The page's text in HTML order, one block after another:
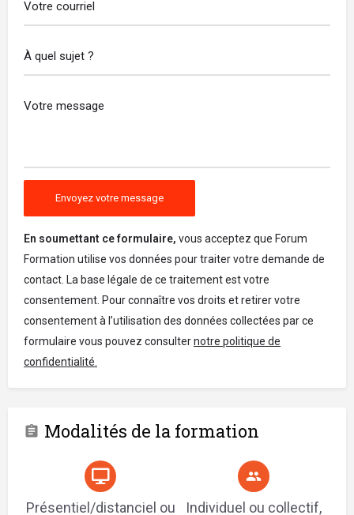
En soumettant ce formulaire, vous acceptez que Forum
Formation utilise vos données pour traiter votre demande de
contact. La base légale de ce traitement est votre
consentement. Pour connaître vos droits et retirer votre
consentement à l’utilisation des données collectées par ce
formulaire vous pouvez consulternotre politique de
confidentialité.
Modalités de la formation
Présentiel/distanciel ou Individuel ou collectif,